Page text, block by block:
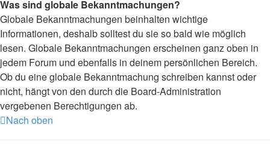
Was sind globale Bekanntmachungen?
Globale Bekanntmachungen beinhalten wichtige
Informationen, deshalb solltest du sie so bald wie möglich
lesen. Globale Bekanntmachungen erscheinen ganz oben in
jedem Forum und ebenfalls in deinem persönlichen Bereich.
Ob du eine globale Bekanntmachung schreiben kannst oder
nicht, hängt von den durch die Board-Administration
vergebenen Berechtigungen ab.
Nach oben